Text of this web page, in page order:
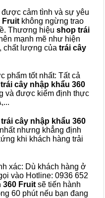
cảm tình và sự yêu
Fruit không ngừng trao
Thương hiệu shop trái
mạnh mẽ như hiện
chất lượng của trái cây
phẩm tốt nhất: Tất cả
cây nhập khẩu 360
và được kiểm định thực
cây nhập khẩu 360
nhưng khẳng định
khi khách hàng trải
xác: Dù khách hàng ở
vào Hotline: 0936 652
360 Fruit sẽ tiến hành
60 phút nếu bạn đang